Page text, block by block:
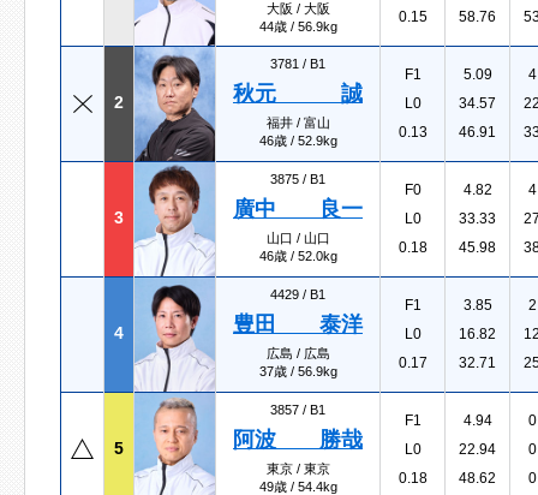
大阪 / 大阪
44歳 / 56.9kg
0.15
58.76
2
3781 / B1
秋元 誠
福井 / 富山
46歳 / 52.9kg
F1
L0
0.13
5.09
34.57
46.91
3
3875 / B1
廣中 良一
山口 / 山口
46歳 / 52.0kg
F0
L0
0.18
4.82
33.33
45.98
4
4429 / B1
豊田 泰洋
広島 / 広島
37歳 / 56.9kg
F1
L0
0.17
3.85
16.82
32.71
5
3857 / B1
阿波 勝哉
東京 / 東京
49歳 / 54.4kg
F1
L0
0.18
4.94
22.94
48.62